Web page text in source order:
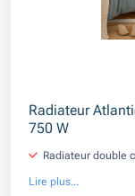
Radiateur
750 W
Radiateur double
Lire plus...